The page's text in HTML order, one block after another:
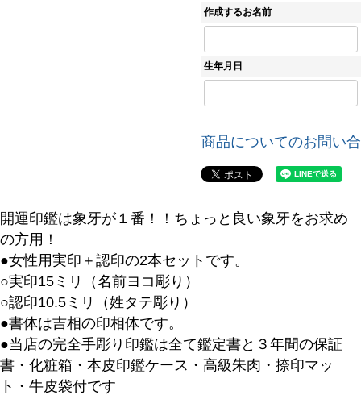
)
作成するお名前
生年月日
商品についてのお問い
開運印鑑は象牙が１番！！ちょっと良い象牙をお求め
の方用！
●女性用実印＋認印の2本セットです。
○実印15ミリ（名前ヨコ彫り）
○認印10.5ミリ（姓タテ彫り）
●書体は吉相の印相体です。
●当店の完全手彫り印鑑は全て鑑定書と３年間の保証
書・化粧箱・本皮印鑑ケース・高級朱肉・捺印マッ
ト・牛皮袋付です